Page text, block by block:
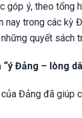
góp ý, theo
nay trong các kỳ
quyết sách
Đảng – lòng
Đảng đã giúp